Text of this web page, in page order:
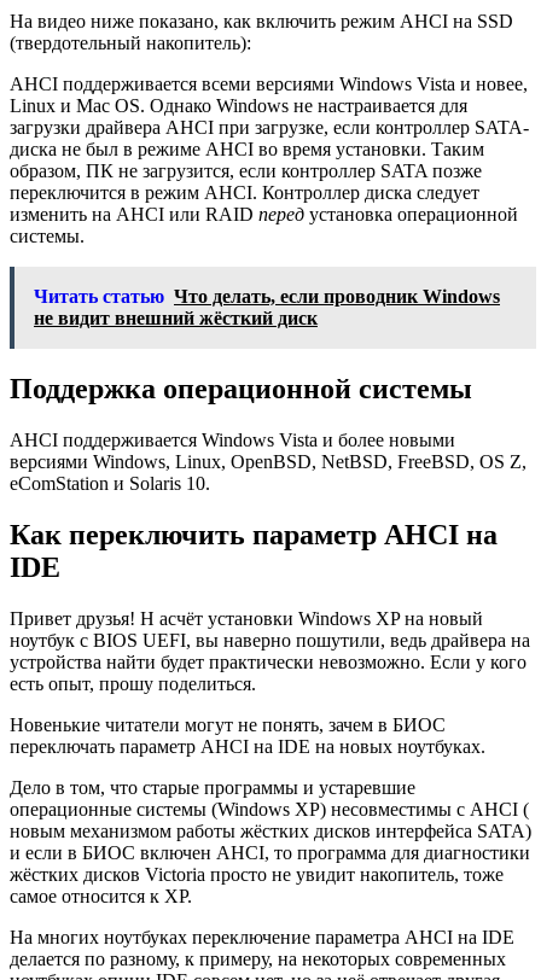
На видео ниже показано, как включить режим AHCI на SSD
(твердотельный накопитель):
AHCI поддерживается всеми версиями Windows Vista и новее,
Linux и Mac OS. Однако Windows не настраивается для
загрузки драйвера AHCI при загрузке, если контроллер SATA-
диска не был в режиме AHCI во время установки. Таким
образом, ПК не загрузится, если контроллер SATA позже
переключится в режим AHCI. Контроллер диска следует
изменить на AHCI или RAID перед установка операционной
системы.
Читать статью Что делать, если проводник Windows
не видит внешний жёсткий диск
Поддержка операционной системы
AHCI поддерживается Windows Vista и более новыми
версиями Windows, Linux, OpenBSD, NetBSD, FreeBSD, OS Z,
eComStation и Solaris 10.
Как переключить параметр AHCI на
IDE
Привет друзья! Н асчёт установки Windows XP на новый
ноутбук с BIOS UEFI, вы наверно пошутили, ведь драйвера на
устройства найти будет практически невозможно. Если у кого
есть опыт, прошу поделиться.
Новенькие читатели могут не понять, зачем в БИОС
переключать параметр AHCI на IDE на новых ноутбуках.
Дело в том, что старые программы и устаревшие
операционные сиcтемы (Windows XP) несовместимы с AHCI (
новым механизмом работы жёстких дисков интерфейса SATA)
и если в БИОС включен AHCI, то программа для диагностики
жёстких дисков Victoria просто не увидит накопитель, тоже
самое относится к XP.
На многих ноутбуках переключение параметра AHCI на IDE
делается по разному, к примеру, на некоторых современных